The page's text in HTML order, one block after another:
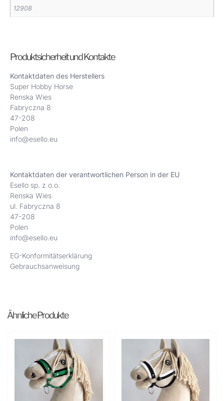
12908
Produktsicherheit und Kontakte
Kontaktdaten des Herstellers
Super Hobby Horse
Renska Wies
Fabryczna 8
47-208
Polen
info@esello.eu
Kontaktdaten der verantwortlichen Person in der EU
Esello sp. z o.o.
Renska Wies
ul. Fabryczna 8
47-208
Polen
info@esello.eu
EG-Konformitätserklärung
Gebrauchsanweisung
Ähnliche Produkte